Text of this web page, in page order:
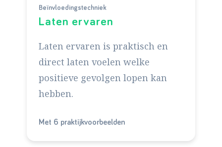
Beïnvloedingstechniek
Laten ervaren
Laten ervaren is praktisch en
direct laten voelen welke
positieve gevolgen lopen kan
hebben.
Met 6 praktijkvoorbeelden